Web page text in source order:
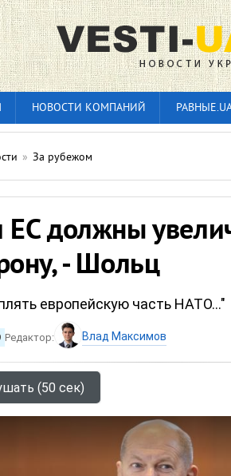
НОВОСТИ КОМПАНИЙ
» За рубежом
должны
- Шольц
европейскую часть НАТО..."
Редактор: Влад Максимов
(50 сек)